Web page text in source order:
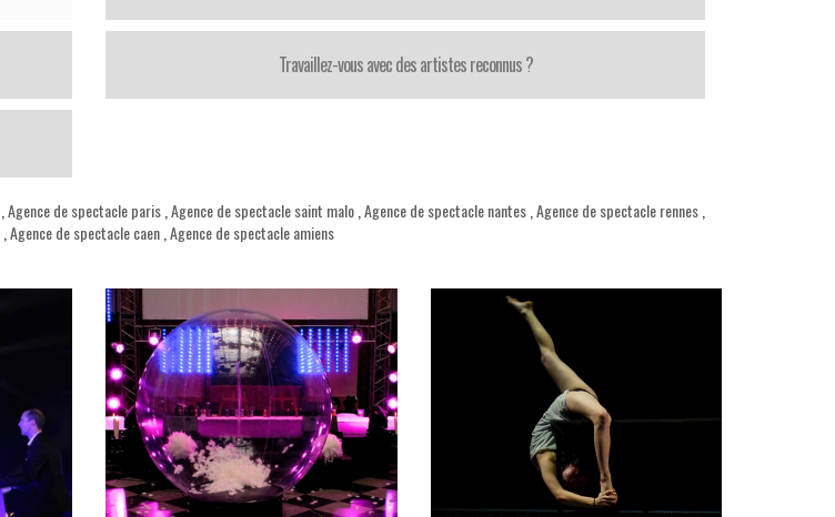
Travaillez-vous avec des artistes reconnus ?
Agence de spectacle paris Agence de spectacle saint malo Agence de spectacle nantes Agence de spectacle rennes
Agence de spectacle caen, Agence de spectacle amiens